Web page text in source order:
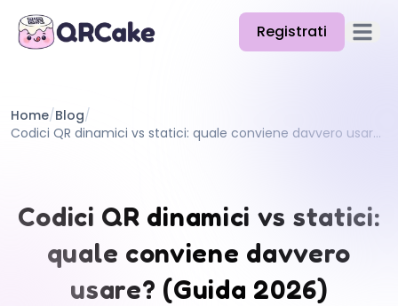
Registrati Apri il
Prezzi
Docs
Aiuto
Home/Blog/
Codici QR dinamici vs statici: quale conviene davvero usare? (Guida 2026)
Codici QR dinamici vs statici:
quale conviene davvero
usare? (Guida 2026)